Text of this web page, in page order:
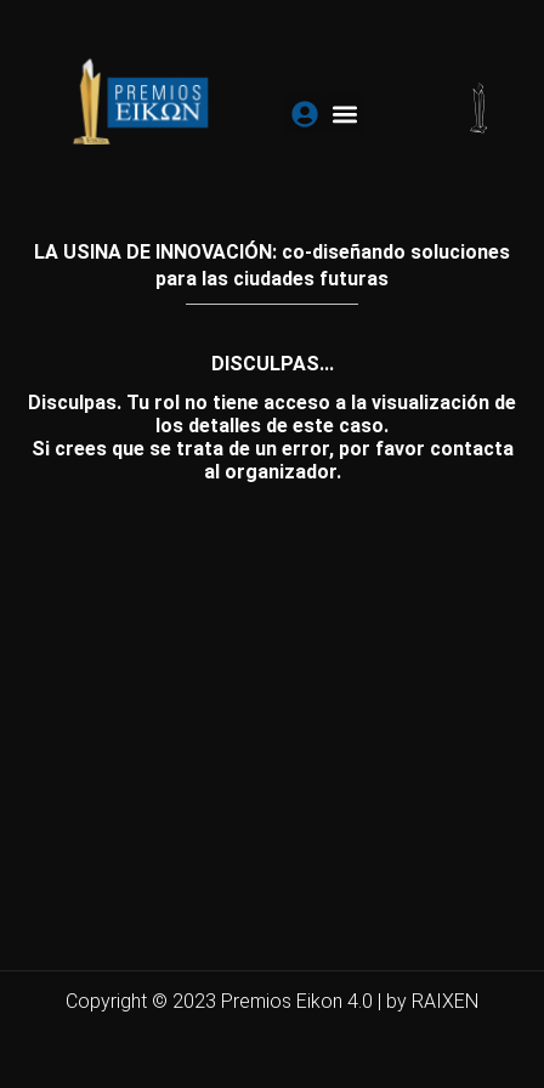
contenido
LA USINA DE INNOVACIÓN: co-diseñando soluciones
para las ciudades futuras
DISCULPAS...
Disculpas. Tu rol no tiene acceso a la visualización de
los detalles de este caso.
Si crees que se trata de un error, por favor contacta
al organizador.
Copyright © 2023 Premios Eikon 4.0 | by RAIXEN